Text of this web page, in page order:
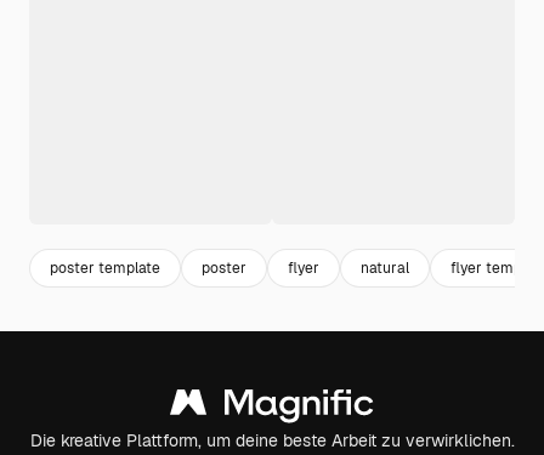
poster template poster flyer natural flyer
Die kreative Plattform, um deine beste Arbeit zu verwirklichen.